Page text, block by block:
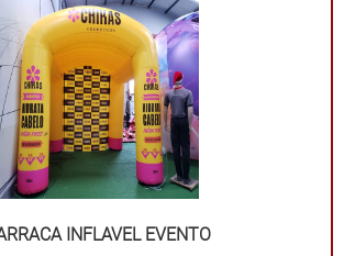
de proteger contra sol ou chuva,
ponto de referência visual que atrai o
sua presença em qualquer evento.
as tendas infláveis da 3D Mídia
Praticidade: Fácil transporte,
Durabilidade: Feitas com
para uso frequente. Impacto
destaque em meio a qualquer
INFLAVEL EVENTO